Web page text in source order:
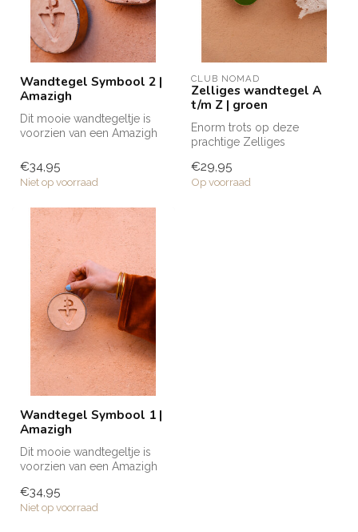
Wandtegel Symbool 2 |
Amazigh
Dit mooie wandtegeltje is
voorzien van een Amazigh
cultuur ...
€34,95
Niet op voorraad
CLUB NOMAD
Zelliges wandtegel A
t/m Z | groen
Enorm trots op deze
prachtige Zelliges
eigen ontwerp...
€29,95
Op voorraad
Wandtegel Symbool 1 |
Amazigh
Dit mooie wandtegeltje is
voorzien van een Amazigh
cultuur ...
€34,95
Niet op voorraad